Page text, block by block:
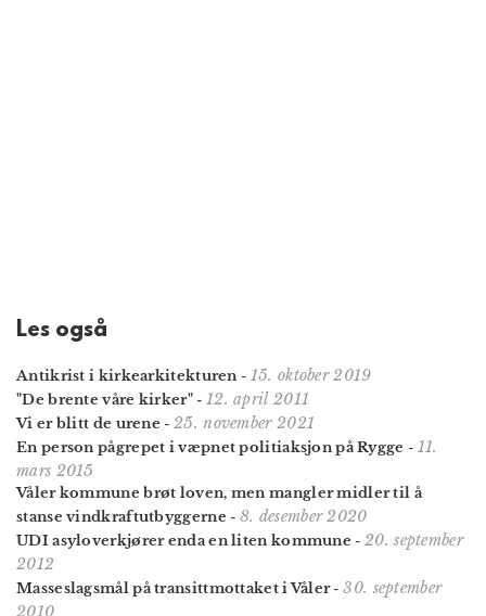
Les også
Antikrist i kirkearkitekturen- 15. oktober 2019
"De brente våre kirker"- 12. april 2011
Vi er blitt de urene - 25. november 2021
En person pågrepet i væpnet politiaksjon på Rygge - 11.
mars 2015
Våler kommune brøt loven, men mangler midler til å
stanse vindkraftutbyggerne - 8. desember 2020
UDI asyloverkjører enda en liten kommune - 20. september
2012
Masseslagsmål på transittmottaket i Våler-30. september
2010